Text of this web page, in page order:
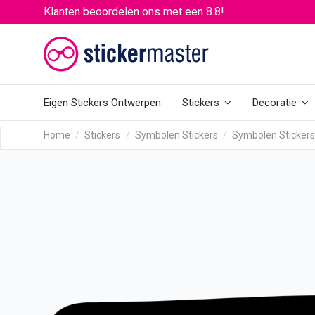
Klanten beoordelen ons met een 8.8!
Eigen Stickers Ontwerpen Stickers Decoratie
Home Stickers Symbolen Stickers Symbolen